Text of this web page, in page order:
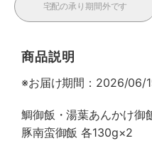
宅配の承り期間外です
商品説明
※お届け期間：2026/06/
鯛御飯・湯葉あんかけ御
豚南蛮御飯 各130g×2